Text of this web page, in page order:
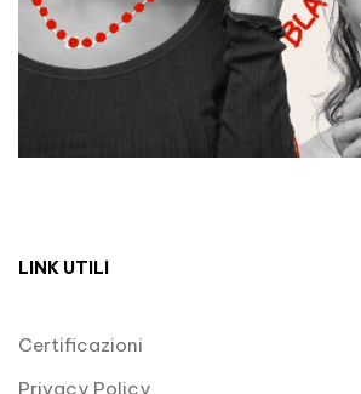
LINK UTILI
Certificazioni
Privacy Policy